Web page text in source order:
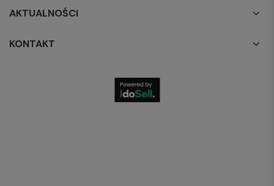
AKTUALNOŚCI
KONTAKT